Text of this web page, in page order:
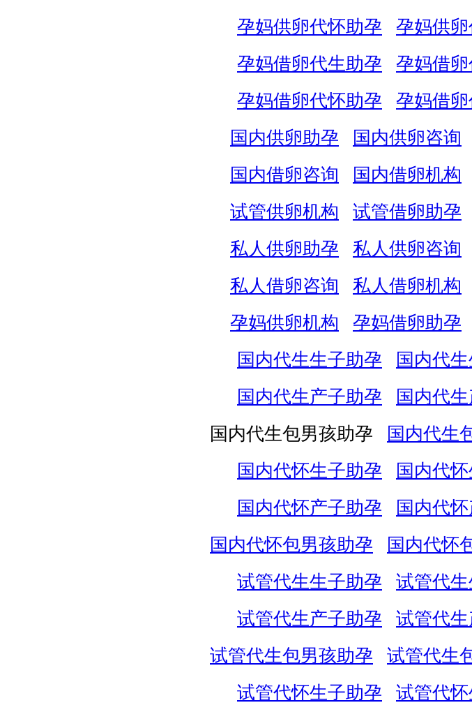
孕妈供卵代怀助孕
孕妈供
孕妈借卵代生助孕
孕妈借
孕妈借卵代怀助孕
孕妈借
国内供卵助孕
国内供卵咨询
国内借卵咨询
国内借卵机构
试管供卵机构
试管借卵助孕
私人供卵助孕
私人供卵咨询
私人借卵咨询
私人借卵机构
孕妈供卵机构
孕妈借卵助孕
国内代生生子助孕
国内代
国内代生产子助孕
国内代
国内代生包男孩助孕
国内代生
国内代怀生子助孕
国内代
国内代怀产子助孕
国内代
国内代怀包男孩助孕
国内代怀
试管代生生子助孕
试管代
试管代生产子助孕
试管代
试管代生包男孩助孕
试管代生
试管代怀生子助孕
试管代